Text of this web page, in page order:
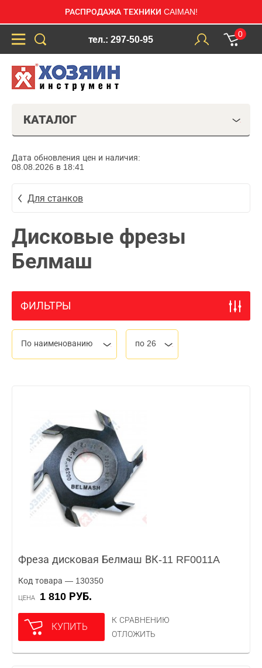
РАСПРОДАЖА ТЕХНИКИ CAIMAN!
тел.: 297-50-95
0
КАТАЛОГ
Дата обновления цен и наличия:
08.08.2026 в 18:41
Для станков
Дисковые фрезы
Белмаш
ФИЛЬТРЫ
По наименованию по 26
Фреза дисковая Белмаш ВК-11 RF0011A
Код товара — 130350
ЦЕНА 1 810 РУБ.
КУПИТЬ
К СРАВНЕНИЮ
ОТЛОЖИТЬ